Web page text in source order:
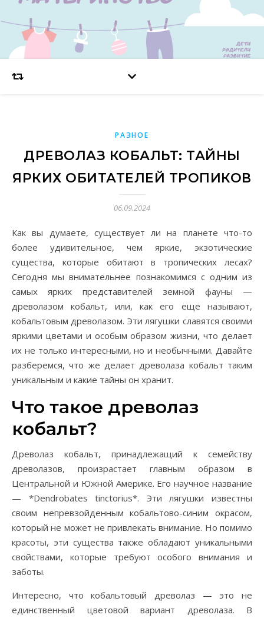
РАЗНОЕ
ДРЕВОЛАЗ КОБАЛЬТ: ТАЙНЫ
ЯРКИХ ОБИТАТЕЛЕЙ ТРОПИКОВ
06.09.2024
Как вы думаете, существует ли на планете что-то
более удивительное, чем яркие, экзотические
существа, которые обитают в тропических лесах?
Сегодня мы внимательнее познакомимся с одним из
самых ярких представителей земной фауны —
древолазом кобальт, или, как его еще называют,
кобальтовым древолазом. Эти лягушки славятся своими
яркими цветами и особым образом жизни, что делает
их не только интересными, но и необычными. Давайте
разберемся, что же делает древолаза кобальт таким
уникальным и какие тайны он хранит.
Что такое древолаз
кобальт?
Древолаз кобальт, принадлежащий к семейству
древолазов, произрастает главным образом в
Центральной и Южной Америке. Его научное название
— *Dendrobates tinctorius*. Эти лягушки известны
своим непревзойденным кобальтово-синим окрасом,
который не может не привлекать внимание. Но помимо
красоты, эти существа также обладают уникальными
свойствами, которые требуют особого внимания и
заботы.
Интересно, что кобальтовый древолаз — это не
единственный цветовой вариант древолаза. В